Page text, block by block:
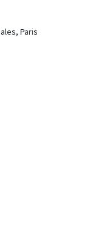
Paris